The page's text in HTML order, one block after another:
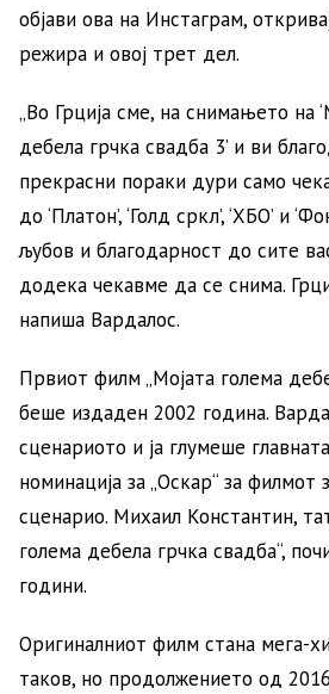
објави ова на Инстаграм,
режира и овој трет дел.
„Во Грција сме, на снимањето на
дебела грчка свадба 3’ и ви
прекрасни пораки дури само
до ‘Платон’, ‘Голд сркл’, ‘ХБО’ и
љубов и благодарност до сите
додека чекавме да се снима.
напиша Вардалос.
Првиот филм „Мојата голема
беше издаден 2002 година.
сценариото и ја глумеше
номинација за „Оскар“ за филмот
сценарио. Михаил Константин,
голема дебела грчка свадба“,
години.
Оригиналниот филм стана мега-
таков, но продолжението од